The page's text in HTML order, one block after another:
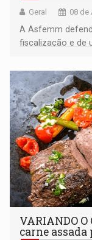
Geral 08 de
A Asfemm
fiscalização e de
VARIANDO O
carne assada